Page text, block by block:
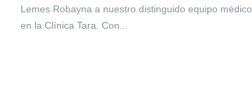
Lemes Robayna a nuestro distinguido equipo médico
en la Clínica Tara. Con...